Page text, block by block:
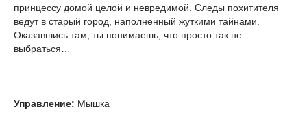
принцессу домой целой и невредимой. Следы похитителя
ведут в старый город, наполненный жуткими тайнами.
Оказавшись там, ты понимаешь, что просто так не
выбраться…
Управление: Мышка